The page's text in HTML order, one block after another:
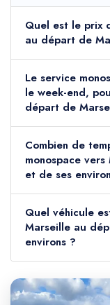
Quel est le prix
au départ de
Le service
le week-end,
départ de
Combien de
monospace
et de ses
Quel véhicule
Marseille au
environs ?